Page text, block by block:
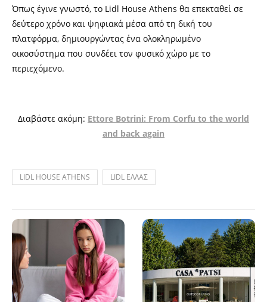
Όπως έγινε γνωστό, το Lidl House Athens θα επεκταθεί σε
δεύτερο χρόνο και ψηφιακά μέσα από τη δική του
πλατφόρμα, δημιουργώντας ένα ολοκληρωμένο
οικοσύστημα που συνδέει τον φυσικό χώρο με το
περιεχόμενο.
Διαβάστε ακόμη: Ettore Botrini: From Corfu to the world
and back again
LIDL HOUSE ATHENS LIDL ΕΛΛΑΣ